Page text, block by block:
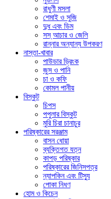
রাধুণী মসলা
শেমাই ও সুজি
দুধ এবং ডিম
সস্ আচার ও জেলি
রান্নার অন্যান্য উপকরণ
নাস্তা-খাবার
পাউডার ড্রিংক
জুস ও পানি
চা ও কফি
কোমল পানীয়
বিস্কুট
চিপস
পপুলার বিস্কুট
মুরি চিরা চানাচুর
পরিষ্কারের সরঞ্জাম
বাসন ধোয়া
ব্যক্তিগত যত্ন
কাপড় পরিষ্কার
পরিষ্কারের জিনিসপত্র
ন্যাপকিন এবং টিস্যু
পোকা নিধণ
হোম ও কিচেন